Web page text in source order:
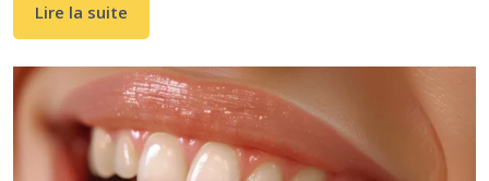
Lire la suite